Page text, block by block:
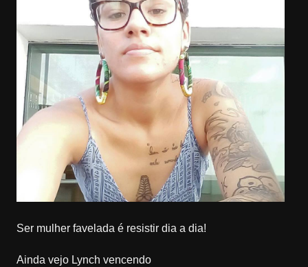
Ser mulher favelada é resistir dia a dia!
Ainda vejo Lynch vencendo